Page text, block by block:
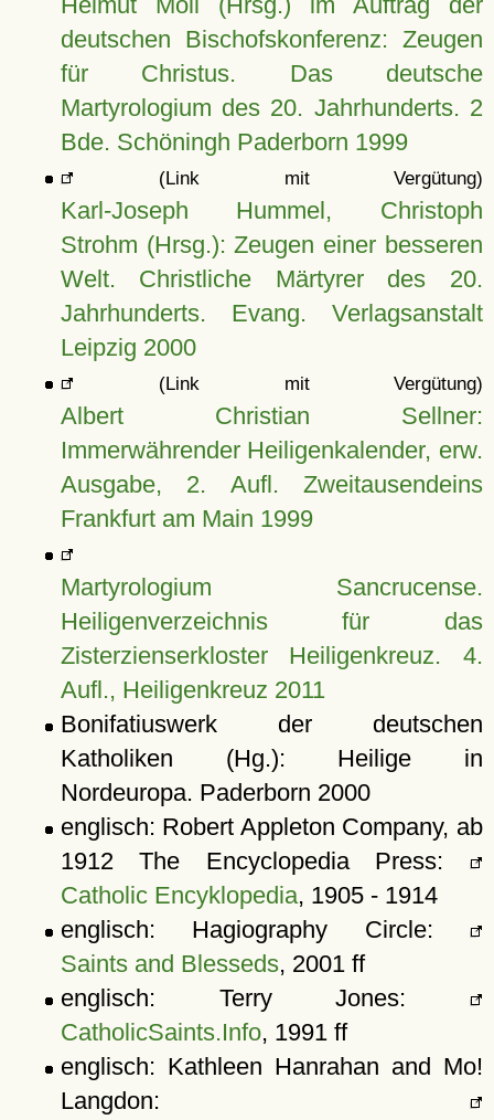
deutschen Bischofskonferenz: Zeugen
für Christus. Das deutsche
Martyrologium des 20. Jahrhunderts. 2
Bde. Schöningh Paderborn 1999
(Link mit Vergütung)
Karl-Joseph Hummel, Christoph
Strohm (Hrsg.): Zeugen einer besseren
Welt. Christliche Märtyrer des 20.
Jahrhunderts. Evang. Verlagsanstalt
Leipzig 2000
(Link mit Vergütung)
Albert Christian Sellner:
Immerwährender Heiligenkalender, erw.
Ausgabe, 2. Aufl. Zweitausendeins
Frankfurt am Main 1999
Martyrologium Sancrucense.
Heiligenverzeichnis für das
Zisterzienserkloster Heiligenkreuz. 4.
Aufl., Heiligenkreuz 2011
Bonifatiuswerk der deutschen
Katholiken (Hg.): Heilige in
Nordeuropa. Paderborn 2000
englisch: Robert Appleton Company, ab
1912 The Encyclopedia Press:
Catholic Encyklopedia, 1905 - 1914
englisch: Hagiography Circle:
Saints and Blesseds, 2001 ff
englisch: Terry Jones:
CatholicSaints.Info, 1991 ff
englisch: Kathleen Hanrahan and Mo!
Langdon: